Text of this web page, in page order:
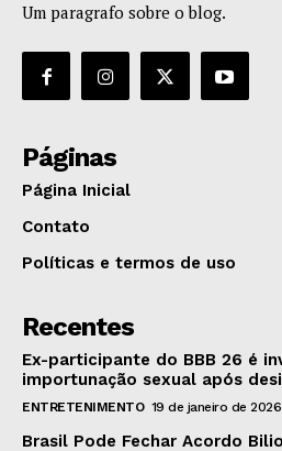
Um paragrafo sobre o blog.
Páginas
Página Inicial
Contato
Políticas e termos de uso
Recentes
Ex-participante do BBB 26 é
importunação sexual após
ENTRETENIMENTO 19 de janeiro de 2026
Brasil Pode Fechar Acordo